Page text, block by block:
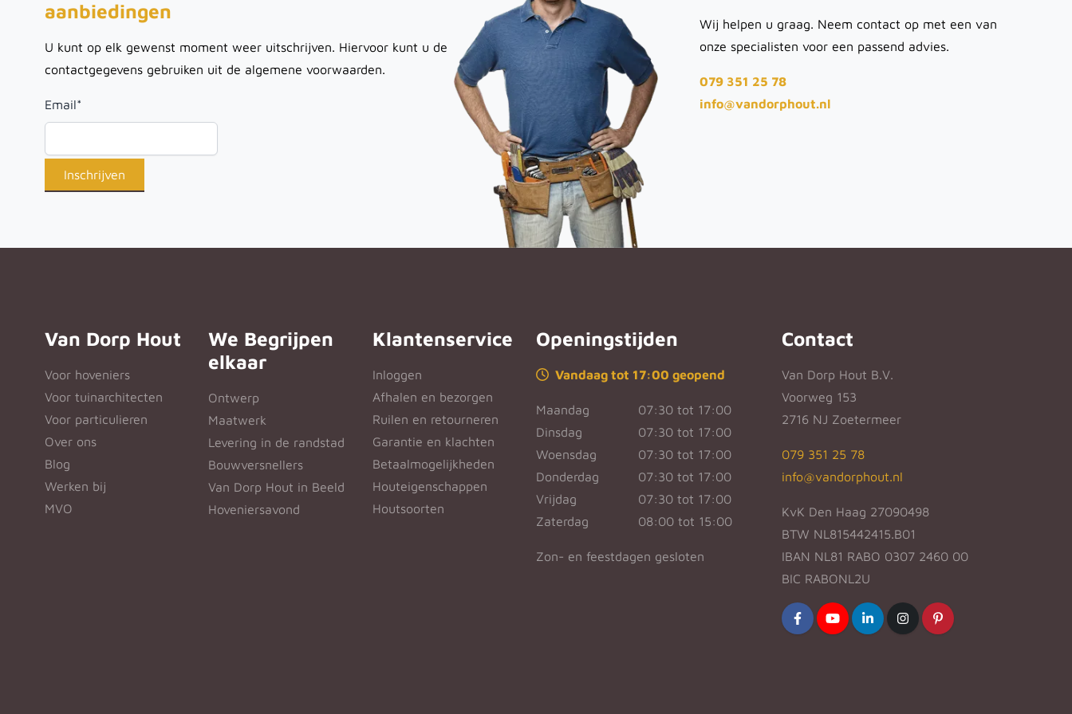
aanbiedingen
U kunt op elk gewenst moment weer uitschrijven. Hiervoor kunt u de
contactgegevens gebruiken uit de algemene voorwaarden.
Email*
Wij helpen u graag. Neem contact op met een van
onze specialisten voor een passend advies.
079 351 25 78
info@vandorphout.nl
Van Dorp Hout
Voor hoveniers
Voor tuinarchitecten
Voor particulieren
Over ons
Blog
Werken bij
MVO
We Begrijpen
elkaar
Ontwerp
Maatwerk
Levering in de randstad
Bouwversnellers
Van Dorp Hout in Beeld
Hoveniersavond
Klantenservice
Inloggen
Afhalen en bezorgen
Ruilen en retourneren
Garantie en klachten
Betaalmogelijkheden
Houteigenschappen
Houtsoorten
Openingstijden
Vandaag tot 17:00 geopend
Maandag
07:30 tot 17:00
Dinsdag
07:30 tot 17:00
Woensdag
07:30 tot 17:00
Donderdag
07:30 tot 17:00
Vrijdag
07:30 tot 17:00
Zaterdag
08:00 tot 15:00
Zon- en feestdagen gesloten
Contact
Van Dorp Hout B.V.
Voorweg 153
2716 NJ Zoetermeer
079 351 25 78
info@vandorphout.nl
KvK Den Haag 27090498
BTW NL815442415.B01
IBAN NL81 RABO 0307 2460 00
BIC RABONL2U